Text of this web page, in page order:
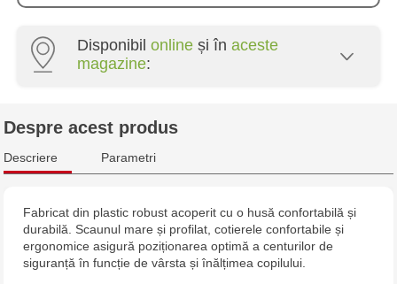
Disponibil online și în aceste
magazine:
Multistore Centru - bd. Cantemir, 6
Jucărenia Rîșcani - bd. Moscova, 2
Jucărenia Bălți - str. Alexandru Cel Bun, 5
Despre acest produs
Descriere Parametri
Fabricat din plastic robust acoperit cu o husă confortabilă și
durabilă. Scaunul mare și profilat, cotierele confortabile și
ergonomice asigură poziționarea optimă a centurilor de
siguranță în funcție de vârsta și înălțimea copilului.